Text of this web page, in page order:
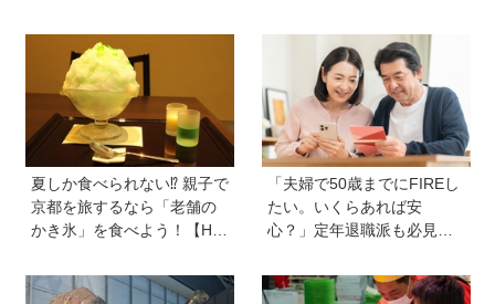
「退職しよう」と決意する
夏しか食べられない⁉︎ 親子で
京都を旅するなら「老舗の
かき氷」を食べよう！【Hu
ワザ・裏ミチ徹底ガイド】
「夫婦で50歳までにFIREし
たい。いくらあれば安
心？」定年退職派も必見！
ロが解説【連載第13回】